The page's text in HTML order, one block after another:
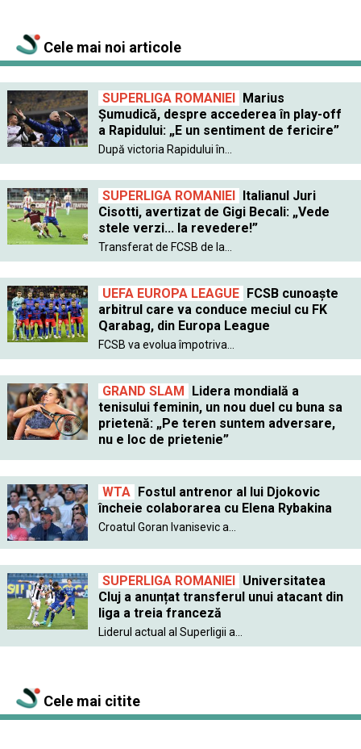
Cele mai noi articole
SUPERLIGA ROMANIEI Marius
Șumudică, despre accederea în play-off
a Rapidului: „E un sentiment de fericire”
După victoria Rapidului în...
SUPERLIGA ROMANIEI Italianul Juri
Cisotti, avertizat de Gigi Becali: „Vede
stele verzi... la revedere!”
Transferat de FCSB de la...
UEFA EUROPA LEAGUE FCSB cunoaște
arbitrul care va conduce meciul cu FK
Qarabag, din Europa League
FCSB va evolua împotriva...
GRAND SLAM Lidera mondială a
tenisului feminin, un nou duel cu buna sa
prietenă: „Pe teren suntem adversare,
nu e loc de prietenie”
WTA Fostul antrenor al lui Djokovic
încheie colaborarea cu Elena Rybakina
Croatul Goran Ivanisevic a...
SUPERLIGA ROMANIEI Universitatea
Cluj a anunțat transferul unui atacant din
liga a treia franceză
Liderul actual al Superligii a...
Cele mai citite